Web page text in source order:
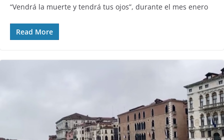
“Vendrá la muerte y tendrá tus ojos”, durante el mes enero
Read More